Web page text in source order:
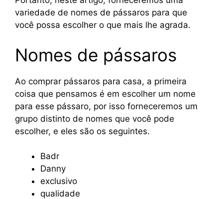
variedade de nomes de pássaros para que
você possa escolher o que mais lhe agrada.
Nomes de pássaros
Ao comprar pássaros para casa, a primeira
coisa que pensamos é em escolher um nome
para esse pássaro, por isso forneceremos um
grupo distinto de nomes que você pode
escolher, e eles são os seguintes.
Badr
Danny
exclusivo
qualidade